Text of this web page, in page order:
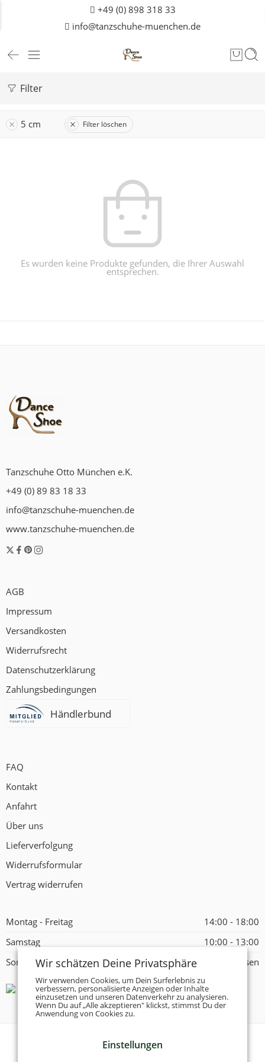
+49 (0) 898 318 33
info@tanzschuhe-muenchen.de
Filter
5 cm Filter löschen
Es wurden keine Produkte gefunden, die Ihrer Auswahl
entsprechen.
Tanzschuhe Otto München e.K.
+49 (0) 89 83 18 33
info@tanzschuhe-muenchen.de
www.tanzschuhe-muenchen.de
AGB
Impressum
Versandkosten
Widerrufsrecht
Datenschutzerklärung
Zahlungsbedingungen
Händlerbund
FAQ
Kontakt
Anfahrt
Über uns
Lieferverfolgung
Widerrufsformular
Vertrag widerrufen
Montag - Freitag
14:00 - 18:00
Samstag
10:00 - 13:00
Sonntag
Geschlossen
Tanzschuhe Otto München e.K.
Wir schätzen Deine Privatsphäre
Wir verwenden Cookies, um Dein Surferlebnis zu
verbessern, personalisierte Anzeigen oder Inhalte
einzusetzen und unseren Datenverkehr zu analysieren.
Wenn Du auf „Alle akzeptieren" klickst, stimmst Du der
Anwendung von Cookies zu.
Einstellungen